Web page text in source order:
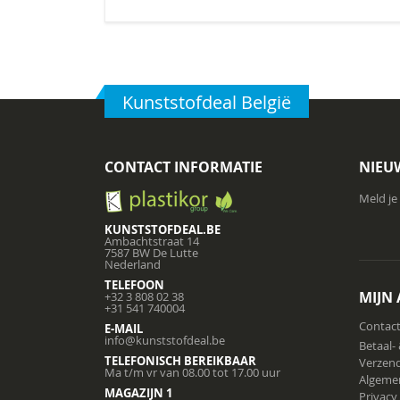
Kunststofdeal België
CONTACT INFORMATIE
KUNSTSTOFDEAL.BE
Ambachtstraat 14
7587 BW De Lutte
Nederland
TELEFOON
+32 3 808 02 38
+31 541 740004
E-MAIL
info@kunststofdeal.be
TELEFONISCH BEREIKBAAR
Ma t/m vr van 08.00 tot 17.00 uur
MAGAZIJN 1
Meld
MIJN
Contact
Betaal-